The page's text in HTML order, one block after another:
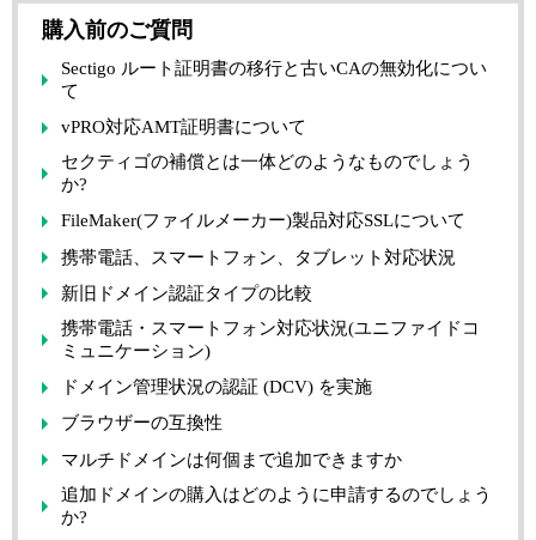
購入前のご質問
Sectigo ルート証明書の移行と古いCAの無効化につい
て
vPRO対応AMT証明書について
セクティゴの補償とは一体どのようなものでしょう
か?
FileMaker(ファイルメーカー)製品対応SSLについて
携帯電話、スマートフォン、タブレット対応状況
新旧ドメイン認証タイプの比較
携帯電話・スマートフォン対応状況(ユニファイドコ
ミュニケーション)
ドメイン管理状況の認証 (DCV) を実施
ブラウザーの互換性
マルチドメインは何個まで追加できますか
追加ドメインの購入はどのように申請するのでしょう
か?